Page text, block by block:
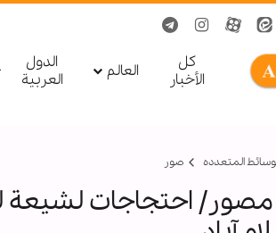
کل
الأخبار
العالم
الدول
العربیة
المتعدده صور
احتجاجات لشيعة